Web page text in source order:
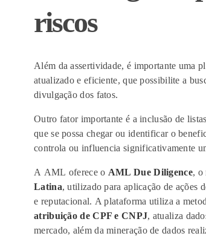
riscos
Além da assertividade, é importante uma
atualizado e eficiente, que possibilite a
divulgação dos fatos.
Outro fator importante é a inclusão de
que se possa chegar ou identificar o
controla ou influencia significativamente
A AML ofereceo AML Due Diligence, o
Latina, utilizado para aplicação de ações
e reputacional. A plataforma utiliza a
atribuição de CPF e CNPJ, atualiza
mercado, além da mineração de dados